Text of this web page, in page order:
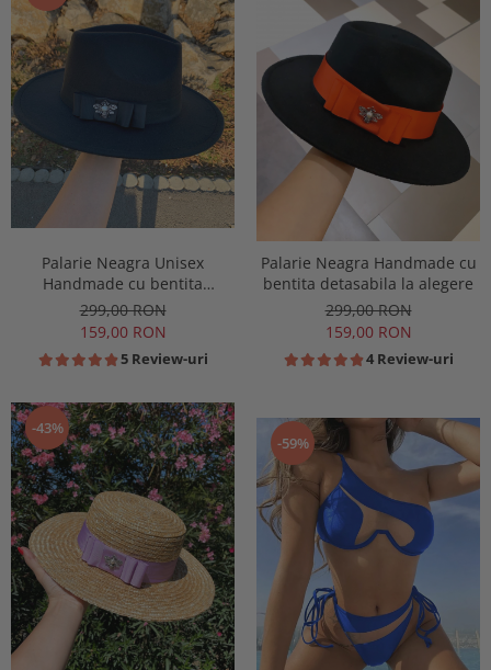
Palarie Neagra Unisex
Handmade cu bentita
detasabila la alegere
299,00 RON
159,00 RON
5 Review-uri
Palarie Neagra Handmade cu
bentita detasabila la alegere
299,00 RON
159,00 RON
4 Review-uri
-43%
-59%